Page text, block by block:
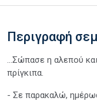
Περιγραφή
...Σώπασε η αλεπού
πρίγκιπα.
- Σε παρακαλώ,